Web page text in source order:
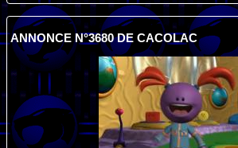
ANNONCE N°3680 DE CACOLAC